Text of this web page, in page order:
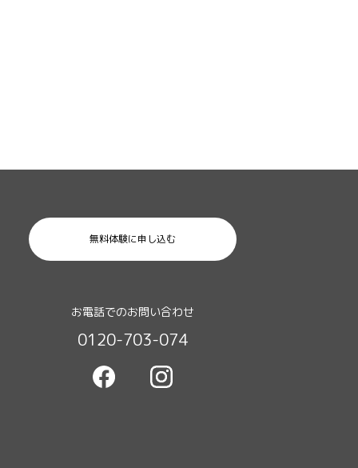
無料体験に申し込む
お電話でのお問い合わせ
0120-703-074